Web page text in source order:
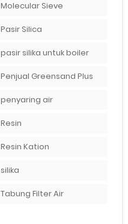
Molecular Sieve
Pasir Silica
pasir silika untuk boiler
Penjual Greensand Plus
penyaring air
Resin
Resin Kation
silika
Tabung Filter Air